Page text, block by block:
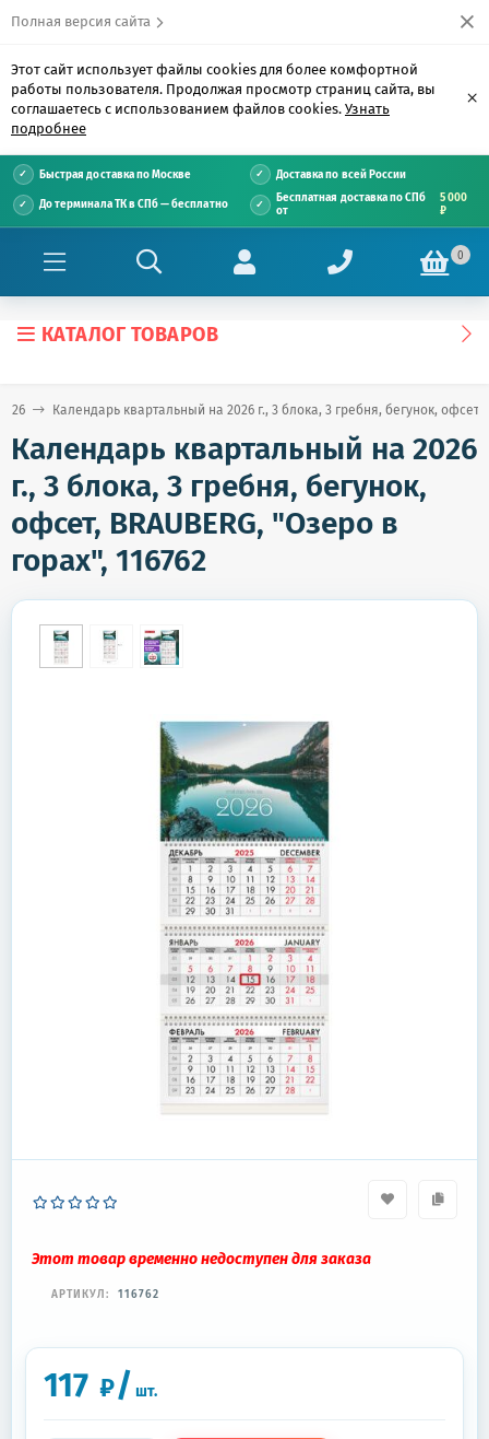
Полная версия сайта
Этот сайт использует файлы cookies для более комфортной
работы пользователя. Продолжая просмотр страниц сайта, вы
соглашаетесь с использованием файлов cookies. Узнать
подробнее
×
Быстрая доставка по Москве Доставка по всей России
До терминала ТК в СПб — бесплатно
Бесплатная доставка по СПб
от
5 000
₽
0
КАТАЛОГ ТОВАРОВ
Календарь квартальный на 2026 г., 3 блока, 3 гребня, бегунок, офсет,
Календарь квартальный на 2026
г., 3 блока, 3 гребня, бегунок,
офсет, BRAUBERG, "Озеро в
горах", 116762
Этот товар временно недоступен для заказа
АРТИКУЛ: 116762
117 ₽/ шт.